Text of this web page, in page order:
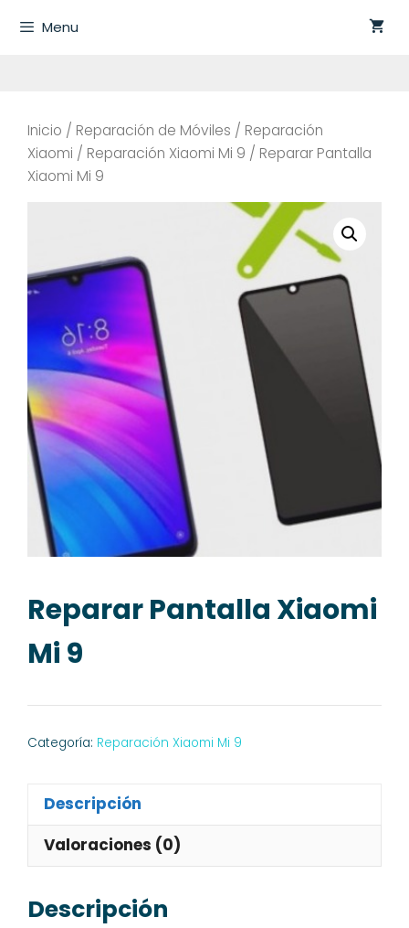
Menu
Inicio / Reparación de Móviles / Reparación
Xiaomi / Reparación Xiaomi Mi 9 / Reparar Pantalla
Xiaomi Mi 9
Reparar Pantalla Xiaomi
Mi 9
Categoría: Reparación Xiaomi Mi 9
Descripción
Valoraciones (0)
Descripción